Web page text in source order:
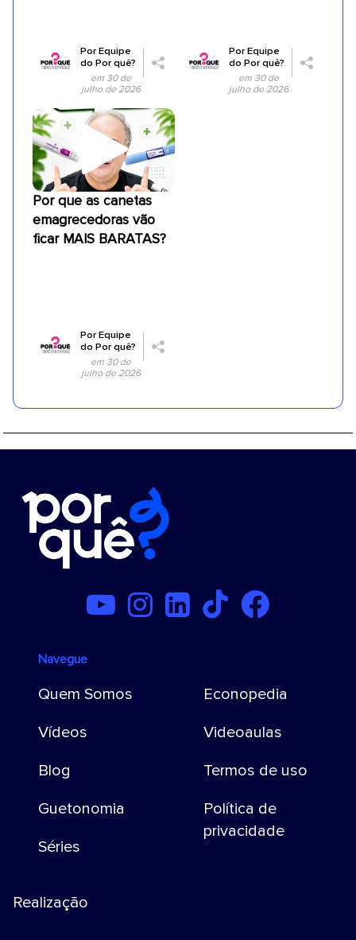
PorEquipe
do Por quê?
em 30 de
julho de 2026
PorEquipe
do Por quê?
em 30 de
julho de 2026
Por que as canetas
emagrecedoras vão
ficar MAIS BARATAS?
PorEquipe
do Por quê?
em 30 de
julho de 2026
Navegue
Quem Somos
Vídeos
Blog
Guetonomia
Séries
Econopedia
Videoaulas
Termos de uso
Política de
privacidade
Realização